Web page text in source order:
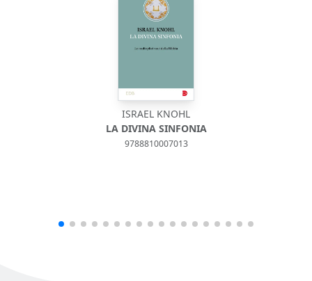
ISRAEL KNOHL
LA DIVINA SINFONIA
9788810007013